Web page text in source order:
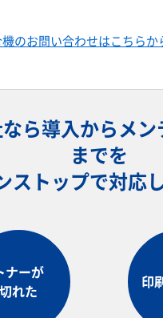
のお問い合わせはこちらか
ら導入からメン
までを
ストップで対応
ナーが
切れた
印